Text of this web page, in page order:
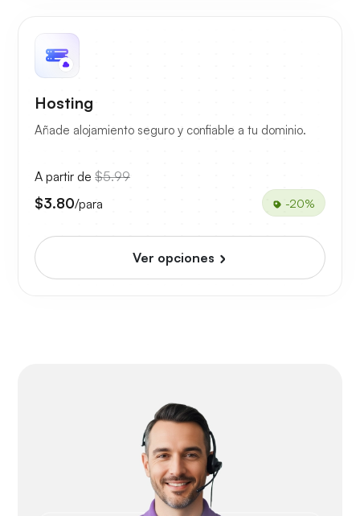
Hosting
Añade alojamiento seguro y confiable a tu dominio.
A partir de $5.99
$3.80/para -20%
Ver opciones